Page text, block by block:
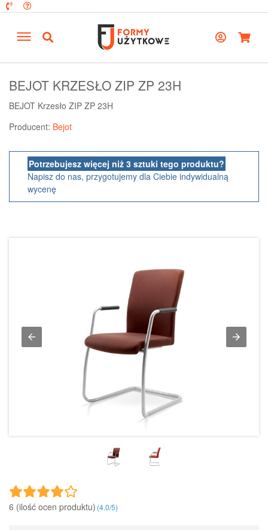
BEJOT KRZESŁO ZIP ZP 23H
BEJOT Krzesło ZIP ZP 23H
Producent: Bejot
Potrzebujesz więcej niż 3 sztuki tego produktu?
Napisz do nas, przygotujemy dla Ciebie indywidualną
wycenę
6 (ilość ocen produktu)‎(4.0/5)